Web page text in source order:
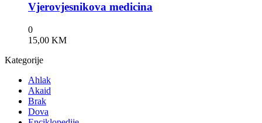
Vjerovjesnikova medicina
0
15,00 KM
Kategorije
Ahlak
Akaid
Brak
Dova